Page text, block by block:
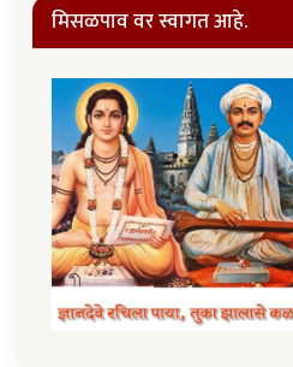
मिसळपाव वर स्वागत आहे.